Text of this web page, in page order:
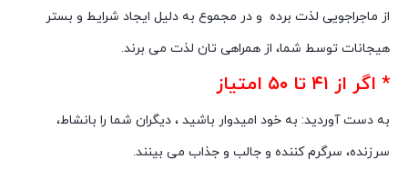
از ماجراجویى لذت برده و در مجموع به دلیل ایجاد شرایط و بستر
هیجانات توسط شما، از همراهى تان لذت مى برند.
* اگر از ۴۱ تا ۵۰ امتیاز
به دست آوردید: به خود امیدوار باشید ، دیگران شما را بانشاط،
سرزنده، سرگرم کننده و جالب و جذاب مى بینند.